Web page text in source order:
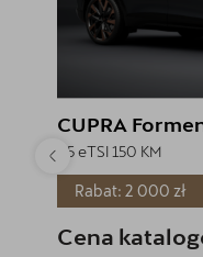
CUPRA
1.5 eTSI 150 KM
Rabat: 2 000 zł
Cena